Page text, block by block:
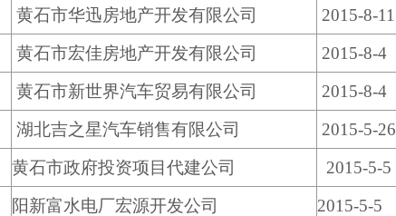
黄石市华迅房地产开发有限公司 2015-8-11
黄石市宏佳房地产开发有限公司 2015-8-4
黄石市新世界汽车贸易有限公司 2015-8-4
湖北吉之星汽车销售有限公司 2015-5-26
黄石市政府投资项目代建公司 2015-5-5
阳新富水电厂宏源开发公司 2015-5-5